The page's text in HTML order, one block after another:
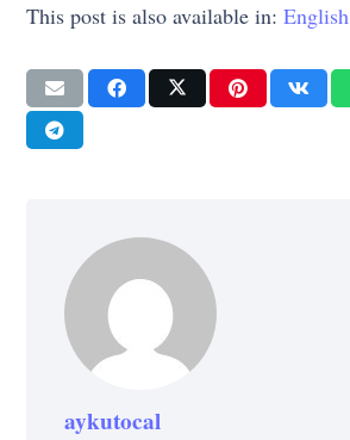
This post is also available in:English
aykutocal